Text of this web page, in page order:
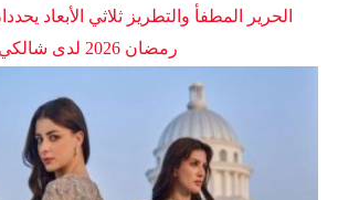
الحرير المطفأ والتطريز ثلاثي الأبعاد
رمضان 2026 لدى شالكي